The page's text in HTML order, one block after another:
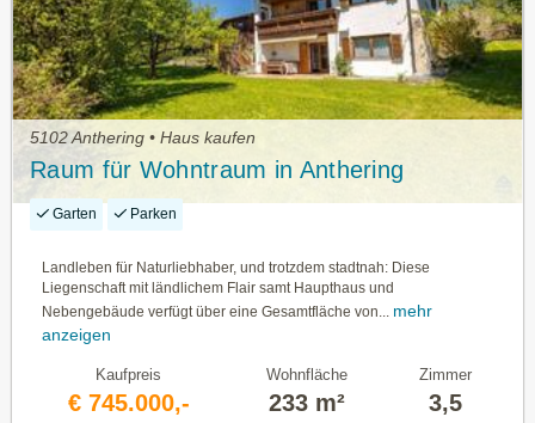
5102 Anthering • Haus kaufen
Raum für Wohntraum in Anthering
Garten Parken
Landleben für Naturliebhaber, und trotzdem stadtnah: Diese
Liegenschaft mit ländlichem Flair samt Haupthaus und
Nebengebäude verfügt über eine Gesamtfläche von...
mehr
anzeigen
Kaufpreis
€ 745.000,-
Wohnfläche
233 m²
Zimmer
3,5